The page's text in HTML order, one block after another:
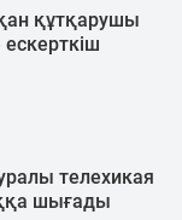
құтқарушы
телехикая
шығады